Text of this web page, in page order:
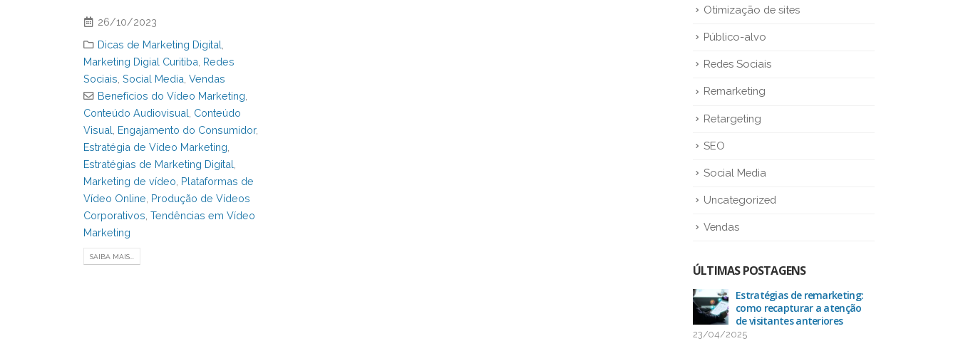
26/10/2023
Dicas de Marketing Digital
Marketing Digial Curitiba Redes
Sociais Social Media Vendas
Benefícios do Vídeo Marketing
Conteúdo Audiovisual Conteúdo
Visual Engajamento do Consumidor,
Estratégia de Vídeo Marketing
Estratégias de Marketing Digital
Marketing de vídeo Plataformas de
Vídeo Online Produção de Vídeos
Corporativos Tendências em Vídeo
Marketing
SAIBA MAIS...
Otimização de sites
Público-alvo
Redes Sociais
Remarketing
Retargeting
SEO
Social Media
Uncategorized
Vendas
ÚLTIMAS POSTAGENS
Estratégias de remarketing:
como recapturar a atenção
de visitantes anteriores
23/04/2025